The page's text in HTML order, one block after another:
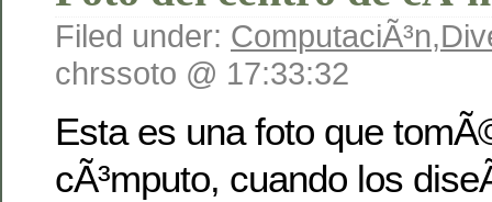
Filed under: ComputaciÃ³n,
chrssoto @ 17:33:32
Esta es una foto que
cÃ³mputo, cuando los